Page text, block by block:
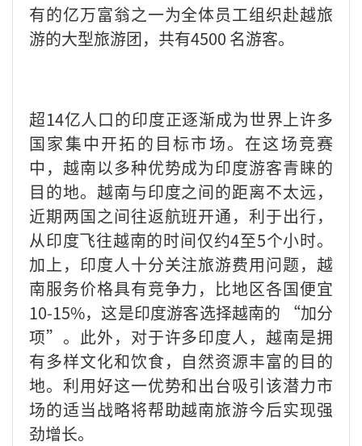
有的亿万富翁之一为全体员工组织赴越旅
游的大型旅游团，共有4500 名游客。
超14亿人口的印度正逐渐成为世界上许多
国家集中开拓的目标市场。在这场竞赛
中，越南以多种优势成为印度游客青睐的
目的地。越南与印度之间的距离不太远，
近期两国之间往返航班开通，利于出行，
从印度飞往越南的时间仅约4至5个小时。
加上，印度人十分关注旅游费用问题，越
南服务价格具有竞争力，比地区各国便宜
10-15%，这是印度游客选择越南的 “加分
项”。此外，对于许多印度人，越南是拥
有多样文化和饮食，自然资源丰富的目的
地。利用好这一优势和出台吸引该潜力市
场的适当战略将帮助越南旅游今后实现强
劲增长。